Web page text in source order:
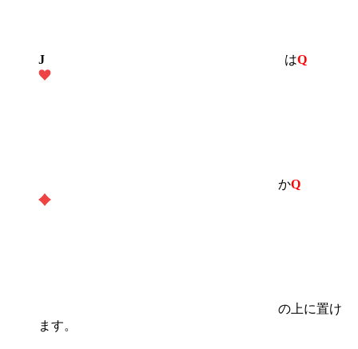
J はQ
かQ
の上に置け
ます。